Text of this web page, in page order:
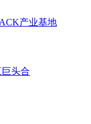
产业基地
头合